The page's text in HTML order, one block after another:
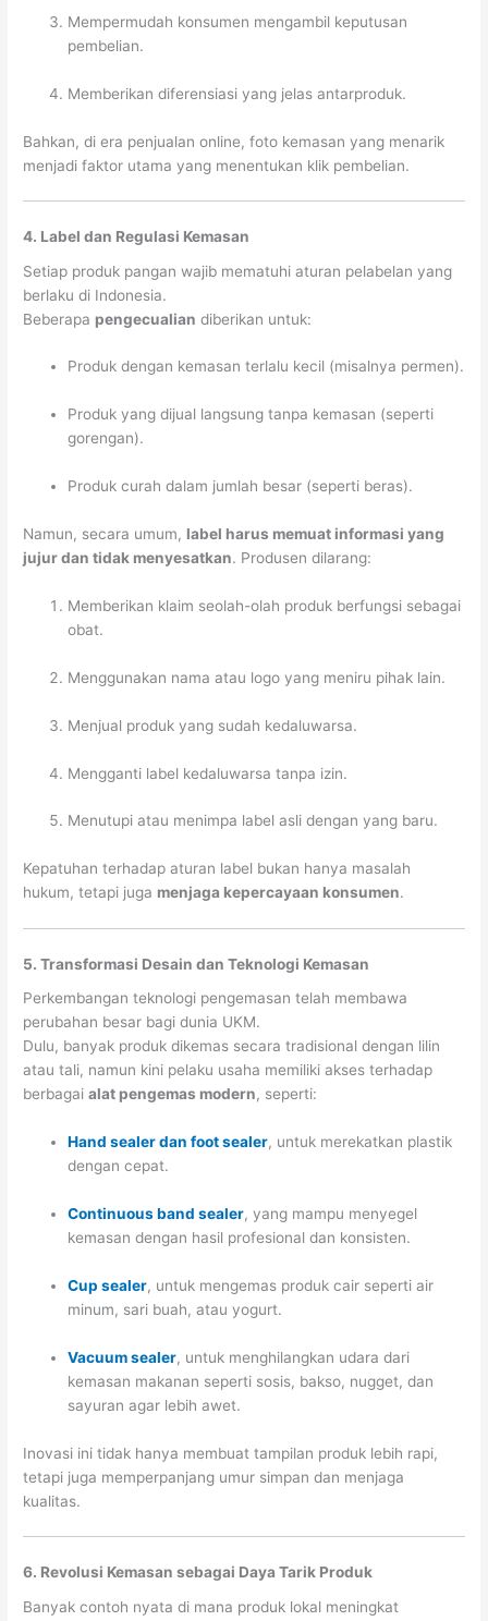
Mempermudah konsumen mengambil keputusan
pembelian.
Memberikan diferensiasi yang jelas antarproduk.
Bahkan, di era penjualan online, foto kemasan yang menarik
menjadi faktor utama yang menentukan klik pembelian.
4. Label dan Regulasi Kemasan
Setiap produk pangan wajib mematuhi aturan pelabelan yang
berlaku di Indonesia.
Beberapa pengecualian diberikan untuk:
Produk dengan kemasan terlalu kecil (misalnya permen).
Produk yang dijual langsung tanpa kemasan (seperti
gorengan).
Produk curah dalam jumlah besar (seperti beras).
Namun, secara umum, label harus memuat informasi yang
jujur dan tidak menyesatkan. Produsen dilarang:
Memberikan klaim seolah-olah produk berfungsi sebagai
obat.
Menggunakan nama atau logo yang meniru pihak lain.
Menjual produk yang sudah kedaluwarsa.
Mengganti label kedaluwarsa tanpa izin.
Menutupi atau menimpa label asli dengan yang baru.
Kepatuhan terhadap aturan label bukan hanya masalah
hukum, tetapi juga menjaga kepercayaan konsumen.
5. Transformasi Desain dan Teknologi Kemasan
Perkembangan teknologi pengemasan telah membawa
perubahan besar bagi dunia UKM.
Dulu, banyak produk dikemas secara tradisional dengan lilin
atau tali, namun kini pelaku usaha memiliki akses terhadap
berbagaialat pengemas modern, seperti:
Hand sealer dan foot sealer, untuk merekatkan plastik
dengan cepat.
Continuous band sealer, yang mampu menyegel
kemasan dengan hasil profesional dan konsisten.
Cup sealer, untuk mengemas produk cair seperti air
minum, sari buah, atau yogurt.
Vacuum sealer, untuk menghilangkan udara dari
kemasan makanan seperti sosis, bakso, nugget, dan
sayuran agar lebih awet.
Inovasi ini tidak hanya membuat tampilan produk lebih rapi,
tetapi juga memperpanjang umur simpan dan menjaga
kualitas.
6. Revolusi Kemasan sebagai Daya Tarik Produk
Banyak contoh nyata di mana produk lokal meningkat